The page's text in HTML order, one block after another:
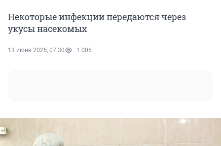
Некоторые инфекции передаются через
укусы насекомых
13 июня 2026, 07:30 1 005